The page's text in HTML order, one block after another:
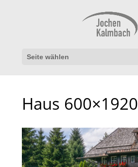
Seite wählen
Haus 600×1920